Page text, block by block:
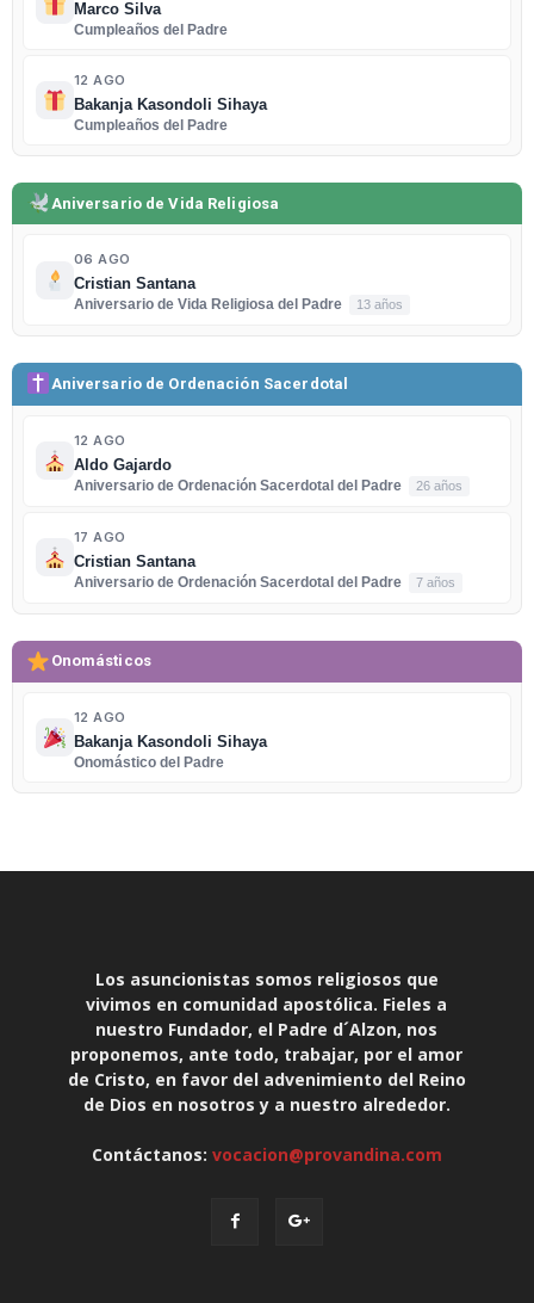
Marco Silva
Cumpleaños del Padre
12 AGO
Bakanja Kasondoli Sihaya
Cumpleaños del Padre
Aniversario de Vida Religiosa
06 AGO
Cristian Santana
Aniversario de Vida Religiosa del Padre
13 años
Aniversario de Ordenación Sacerdotal
12 AGO
Aldo Gajardo
Aniversario de Ordenación Sacerdotal del Padre
26 años
17 AGO
Cristian Santana
Aniversario de Ordenación Sacerdotal del Padre
7 años
Onomásticos
12 AGO
Bakanja Kasondoli Sihaya
Onomástico del Padre
Los asuncionistas somos religiosos que
vivimos en comunidad apostólica. Fieles a
nuestro Fundador, el Padre d´Alzon, nos
proponemos, ante todo, trabajar, por el amor
de Cristo, en favor del advenimiento del Reino
de Dios en nosotros y a nuestro alrededor.
Contáctanos: vocacion@provandina.com